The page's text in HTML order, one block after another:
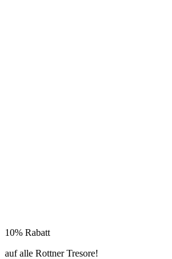
10% Rabatt
auf alle Rottner Tresore!